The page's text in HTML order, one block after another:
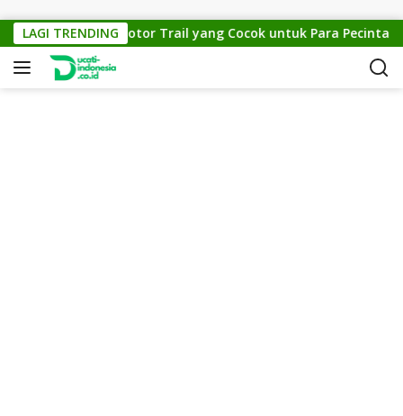
LAGI TRENDING
Cross 150: Motor Trail yang Cocok untuk Para Pecinta Off-